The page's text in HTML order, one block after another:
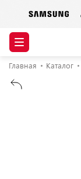
Главная Каталог